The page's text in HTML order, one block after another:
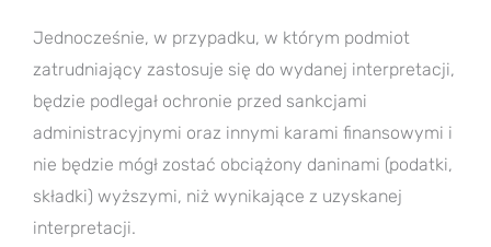
Jednocześnie, w przypadku, w którym podmiot
zatrudniający zastosuje się do wydanej interpretacji,
będzie podlegał ochronie przed sankcjami
administracyjnymi oraz innymi karami finansowymi i
nie będzie mógł zostać obciążony daninami (podatki,
składki) wyższymi, niż wynikające z uzyskanej
interpretacji.